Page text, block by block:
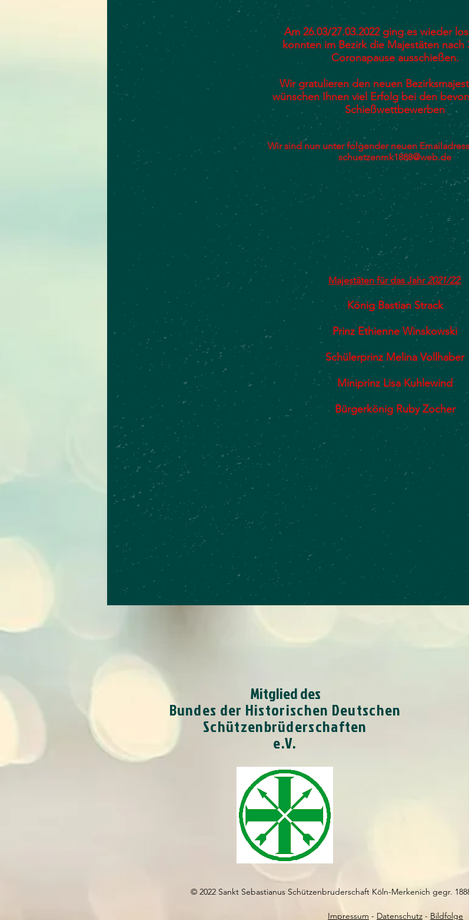
Am 26.03/27.03.2022 ging es wieder
konnten im Bezirk die Majestäten nach
Coronapause ausschießen.
Wir gratulieren den neuen
wünschen Ihnen viel Erfolg bei den
Schießwettbewerben
Wir sind nun unter folgender neuen
schuetzenmk1888@web.de
Majestäten für das Jahr2021/22:
König Bastian Strack
Prinz Ethienne Winskowski
Schülerprinz Melina Vollhaber
Miniprinz Lisa Kuhlewind
Bürgerkönig Ruby Zocher
Mitglied des
Bundes der Historischen Deutschen
Schützenbrüderschaften
e.V.
© 2022 Sankt Sebastianus Schützenbruderschaft Köln-Merkenich gegr.
Impressum - Datenschutz - Bildfolge